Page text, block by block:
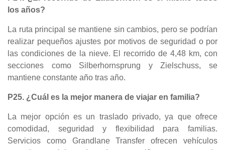
los años?
La ruta principal se mantiene sin cambios, pero se podrían
realizar pequeños ajustes por motivos de seguridad o por
las condiciones de la nieve. El recorrido de 4,48 km, con
secciones como Silberhornsprung y Zielschuss, se
mantiene constante año tras año.
P25. ¿Cuál es la mejor manera de viajar en familia?
La mejor opción es un traslado privado, ya que ofrece
comodidad, seguridad y flexibilidad para familias.
Servicios como Grandlane Transfer ofrecen vehículos